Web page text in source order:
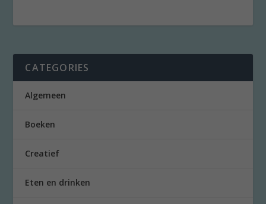
CATEGORIES
Algemeen
Boeken
Creatief
Eten en drinken